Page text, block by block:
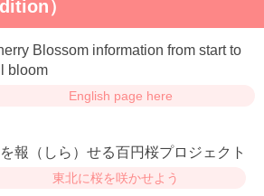
宮崎県
）
Blossom information from start to
bloom
English page here
報（しら）せる百円桜プロジェクト
東北に桜を咲かせよう